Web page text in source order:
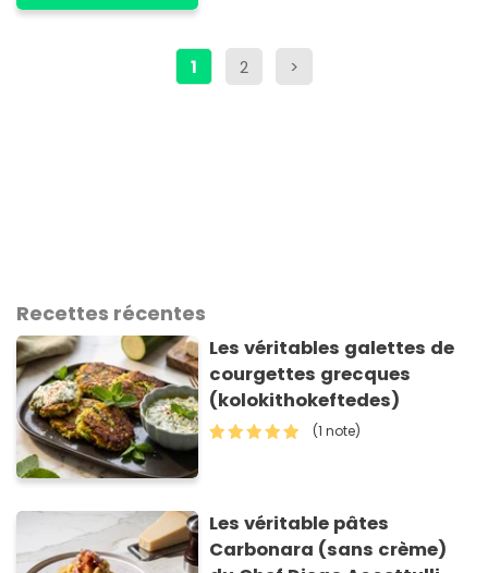
1 2 >
Recettes récentes
Les véritables galettes de
courgettes grecques
(kolokithokeftedes)
(1 note)
Les véritable pâtes
Carbonara (sans crème)